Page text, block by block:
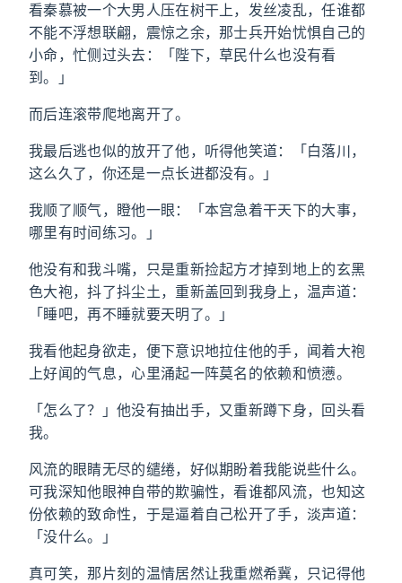
看秦慕被一个大男人压在树干上，发丝凌乱，任谁都
不能不浮想联翩，震惊之余，那士兵开始忧惧自己的
小命，忙侧过头去：「陛下，草民什么也没有看
到。」
而后连滚带爬地离开了。
我最后逃也似的放开了他，听得他笑道：「白落川，
这么久了，你还是一点长进都没有。」
我顺了顺气，瞪他一眼：「本宫急着干天下的大事，
哪里有时间练习。」
他没有和我斗嘴，只是重新捡起方才掉到地上的玄黑
色大袍，抖了抖尘土，重新盖回到我身上，温声道：
「睡吧，再不睡就要天明了。」
我看他起身欲走，便下意识地拉住他的手，闻着大袍
上好闻的气息，心里涌起一阵莫名的依赖和愤懑。
「怎么了？」他没有抽出手，又重新蹲下身，回头看
我。
风流的眼睛无尽的缱绻，好似期盼着我能说些什么。
可我深知他眼神自带的欺骗性，看谁都风流，也知这
份依赖的致命性，于是逼着自己松开了手，淡声道：
「没什么。」
真可笑，那片刻的温情居然让我重燃希冀，只记得他